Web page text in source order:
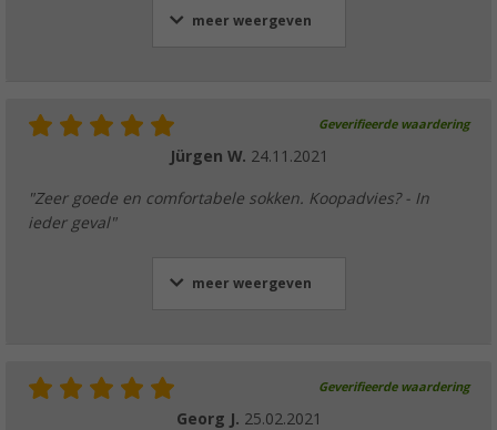
meer weergeven
Geverifieerde waardering
Jürgen W. 24.11.2021
"Zeer goede en comfortabele sokken. Koopadvies? - In
ieder geval"
meer weergeven
Geverifieerde waardering
Georg J. 25.02.2021